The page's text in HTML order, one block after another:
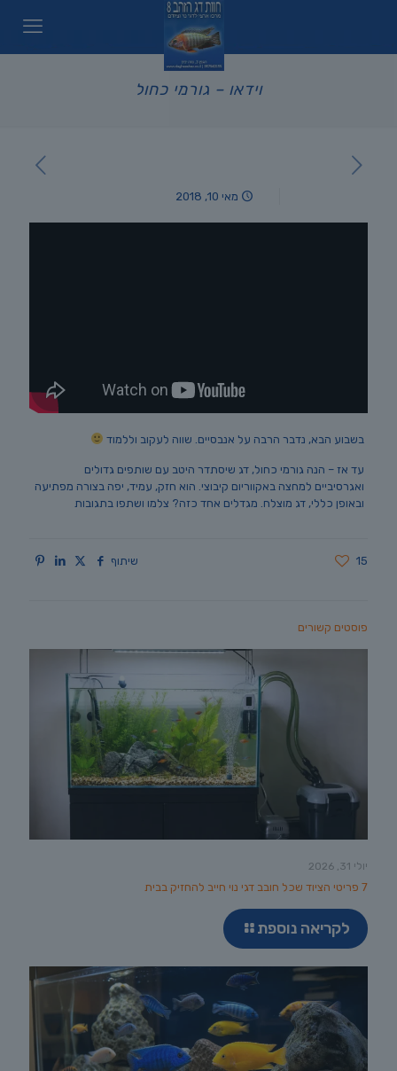
וידאו – גורמי כחול
מאי 10, 2018
בשבוע הבא, נדבר הרבה על אנבסיים. שווה לעקוב וללמוד
עד אז – הנה גורמי כחול, דג שיסתדר היטב עם שותפים גדולים
ואגרסיביים למחצה באקווריום קיבוצי. הוא חזק, עמיד, יפה בצורה מפתיעה
ובאופן כללי, דג מוצלח. מגדלים אחד כזה? צלמו ושתפו בתגובות
שיתוף 15
פוסטים קשורים
יולי 31, 2026
7 פריטי הציוד שכל חובב דגי נוי חייב להחזיק בבית
לקריאה נוספת